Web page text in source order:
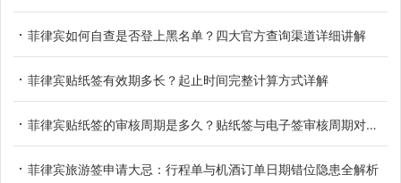
菲律宾如何自查是否登上黑名单？四大官方查询渠道详细讲解
菲律宾贴纸签有效期多长？起止时间完整计算方式详解
菲律宾贴纸签的审核周期是多久？贴纸签与电子签审核周期对比参考
菲律宾旅游签申请大忌：行程单与机酒订单日期错位隐患全解析